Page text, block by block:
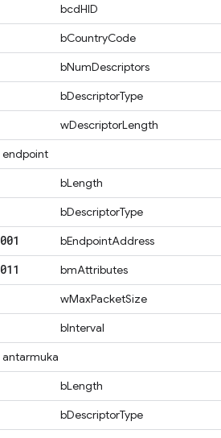
bcdHID
bCountryCode
bNumDescriptors
bDescriptorType
wDescriptorLength
endpoint
bLength
bDescriptorType
bEndpointAddress
bmAttributes
wMaxPacketSize
bInterval
antarmuka
bLength
bDescriptorType